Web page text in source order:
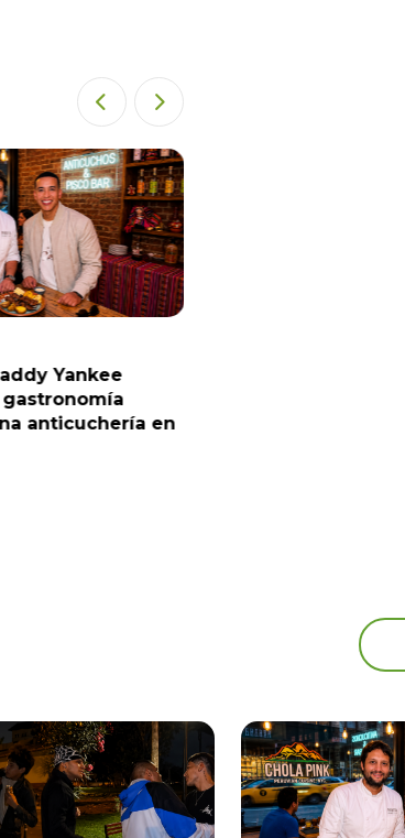
Yankee
anticuchería en